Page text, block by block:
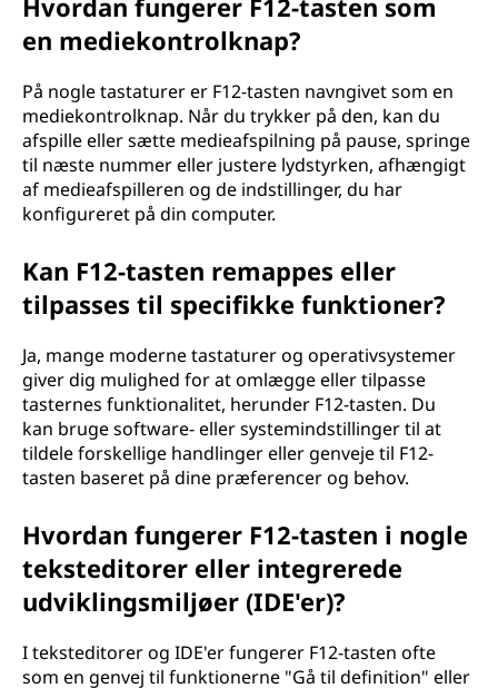
Hvordan fungerer F12-tasten som
en mediekontrolknap?
På nogle tastaturer er F12-tasten navngivet som en
mediekontrolknap. Når du trykker på den, kan du
afspille eller sætte medieafspilning på pause, springe
til næste nummer eller justere lydstyrken, afhængigt
af medieafspilleren og de indstillinger, du har
konfigureret på din computer.
Kan F12-tasten remappes eller
tilpasses til specifikke funktioner?
Ja, mange moderne tastaturer og operativsystemer
giver dig mulighed for at omlægge eller tilpasse
tasternes funktionalitet, herunder F12-tasten. Du
kan bruge software- eller systemindstillinger til at
tildele forskellige handlinger eller genveje til F12-
tasten baseret på dine præferencer og behov.
Hvordan fungerer F12-tasten i nogle
teksteditorer eller integrerede
udviklingsmiljøer (IDE'er)?
I teksteditorer og IDE'er fungerer F12-tasten ofte
som en genvej til funktionerne "Gå til definition" eller